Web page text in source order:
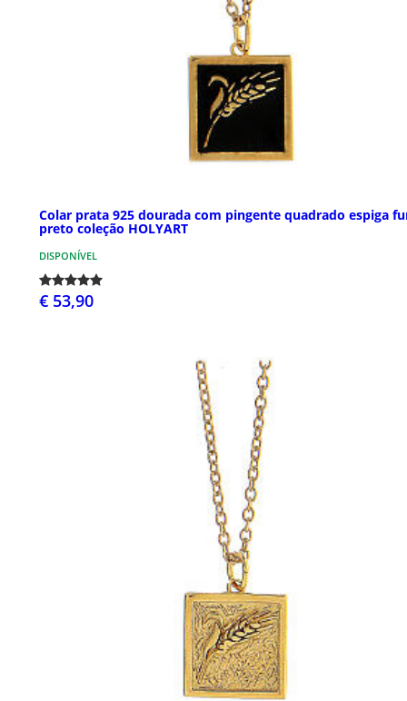
Colar prata 925 dourada com pingente quadrado espiga
preto coleção HOLYART
DISPONÍVEL
€ 53,90